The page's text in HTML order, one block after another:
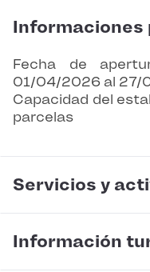
Fecha de
01/04/2026 al 27/
Capacidad del
parcelas
Servicios y
Información